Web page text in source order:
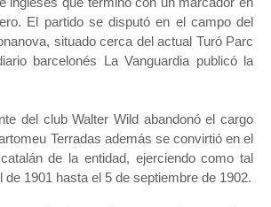
El partido se disputó en el campo del
situado cerca del actual Turó Parc
barcelonés La Vanguardia publicó la
del club Walter Wild abandonó el cargo
Terradas además se convirtió en el
de la entidad, ejerciendo como tal
de 1901 hasta el 5 de septiembre de 1902.